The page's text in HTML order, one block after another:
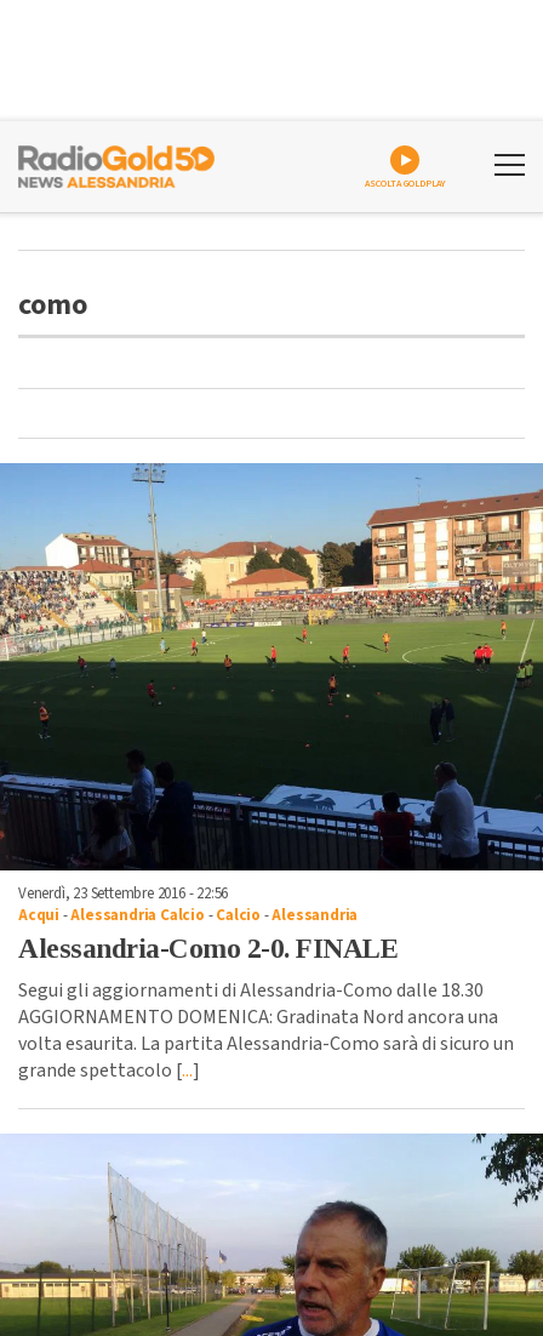
ASCOLTA GOLDPLAY
como
Venerdì, 23 Settembre 2016 - 22:56
Acqui -Alessandria Calcio -Calcio -Alessandria
Alessandria-Como 2-0. FINALE
Segui gli aggiornamenti di Alessandria-Como dalle 18.30
AGGIORNAMENTO DOMENICA: Gradinata Nord ancora una
volta esaurita. La partita Alessandria-Como sarà di sicuro un
grande spettacolo [...]